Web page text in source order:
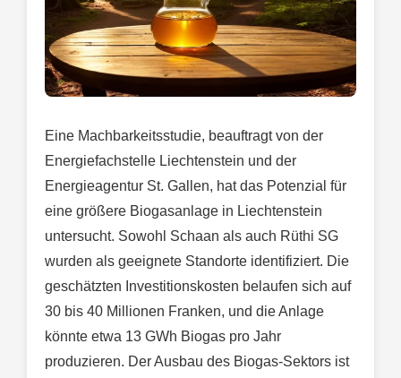
Eine Machbarkeitsstudie, beauftragt von der
Energiefachstelle Liechtenstein und der
Energieagentur St. Gallen, hat das Potenzial für
eine größere Biogasanlage in Liechtenstein
untersucht. Sowohl Schaan als auch Rüthi SG
wurden als geeignete Standorte identifiziert. Die
geschätzten Investitionskosten belaufen sich auf
30 bis 40 Millionen Franken, und die Anlage
könnte etwa 13 GWh Biogas pro Jahr
produzieren. Der Ausbau des Biogas-Sektors ist